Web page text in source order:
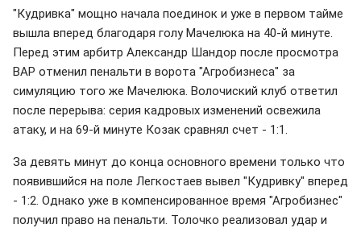
"Кудривка" мощно начала поединок и уже в первом тайме
вышла вперед благодаря голу Мачелюка на 40-й минуте.
Перед этим арбитр Александр Шандор после просмотра
ВАР отменил пенальти в ворота "Агробизнеса" за
симуляцию того же Мачелюка. Волочиский клуб ответил
после перерыва: серия кадровых изменений освежила
атаку, и на 69-й минуте Козак сравнял счет - 1:1.
За девять минут до конца основного времени только что
появившийся на поле Легкостаев вывел "Кудривку" вперед
- 1:2. Однако уже в компенсированное время "Агробизнес"
получил право на пенальти. Толочко реализовал удар и